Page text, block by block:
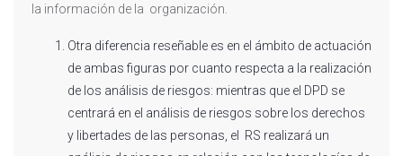
la información de la organización.
Otra diferencia reseñable es en el ámbito de actuación
de ambas figuras por cuanto respecta a la realización
de los análisis de riesgos: mientras que el DPD se
centrará en el análisis de riesgos sobre los derechos
y libertades de las personas, el RS realizará un